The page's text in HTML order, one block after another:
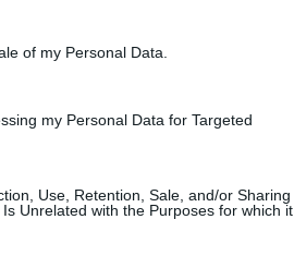
of my Personal Data.
my Personal Data for Targeted
Use, Retention, Sale, and/or Sharing
Unrelated with the Purposes for which it